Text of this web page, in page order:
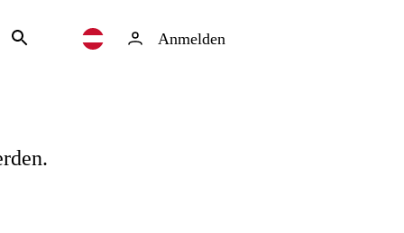
Anmelden